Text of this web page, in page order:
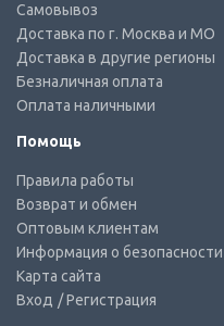
Самовывоз
Доставка по г. Москва и МО
Доставка в другие регионы
Безналичная оплата
Оплата наличными
Помощь
Правила работы
Возврат и обмен
Оптовым клиентам
Информация о безопасности
Карта сайта
Вход / Регистрация